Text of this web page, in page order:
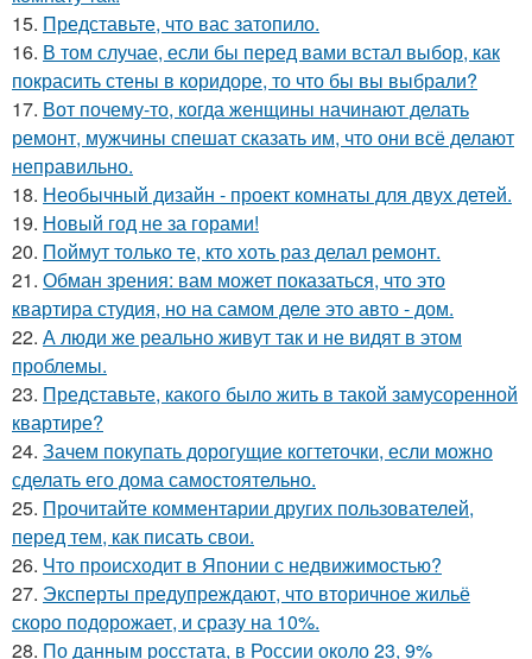
15. Представьте, что вас затопило.
16. В том случае, если бы перед вами встал выбор, как
покрасить стены в коридоре, то что бы вы выбрали?
17. Вот почему-то, когда женщины начинают делать
ремонт, мужчины спешат сказать им, что они всё делают
неправильно.
18. Необычный дизайн - проект комнаты для двух детей.
19. Новый год не за горами!
20. Поймут только те, кто хоть раз делал ремонт.
21. Обман зрения: вам может показаться, что это
квартира студия, но на самом деле это авто - дом.
22. А люди же реально живут так и не видят в этом
проблемы.
23. Представьте, какого было жить в такой замусоренной
квартире?
24. Зачем покупать дорогущие когтеточки, если можно
сделать его дома самостоятельно.
25. Прочитайте комментарии других пользователей,
перед тем, как писать свои.
26. Что происходит в Японии с недвижимостью?
27. Эксперты предупреждают, что вторичное жильё
скоро подорожает, и сразу на 10%.
28. По данным росстата, в России около 23, 9%